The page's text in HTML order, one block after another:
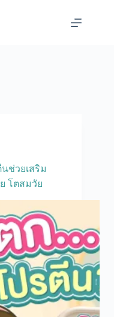
ช่วยเสริม
โตสมวัย